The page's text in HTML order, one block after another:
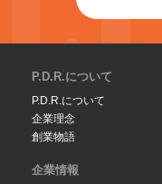
P.D.R.について
P.D.R.について
企業理念
創業物語
企業情報